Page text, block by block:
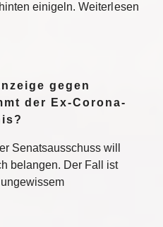
einigeln. Weiterlesen
gegen
der Ex-Corona-
Senatsausschuss will
belangen. Der Fall ist